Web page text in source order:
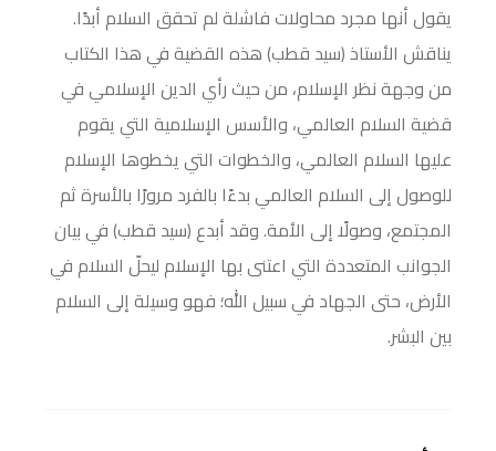
يقول أنها مجرد محاولات فاشلة لم تحقق السلام أبدًا.
يناقش الأستاذ (سيد قطب) هذه القضية في هذا الكتاب
من وجهة نظر الإسلام، من حيث رأي الدين الإسلامي في
قضية السلام العالمي، والأسس الإسلامية التي يقوم
عليها السلام العالمي، والخطوات التي يخطوها الإسلام
للوصول إلى السلام العالمي بدءًا بالفرد مرورًا بالأسرة ثم
المجتمع، وصولًا إلى الأمة. وقد أبدع (سيد قطب) في بيان
الجوانب المتعددة التي اعتنى بها الإسلام ليحلّ السلام في
الأرض، حتى الجهاد في سبيل الله؛ فهو وسيلة إلى السلام
بين البشر.